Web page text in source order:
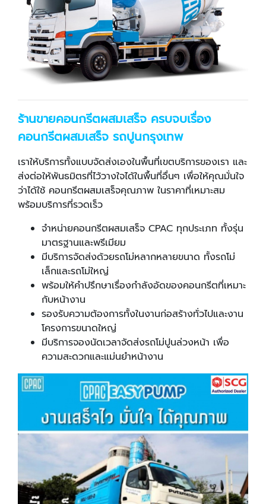
ร้านขายคอนกรีตผสมเสร็จ ครบจบเรื่อง
คอนกรีตผสมเสร็จ รถปูนกรุงเทพ
เราให้บริการทั้งแบบจัดส่งเองในพื้นที่เขตบริการของเรา และ
ส่งต่อให้พันธมิตรที่ไว้วางใจได้ในพื้นที่อื่นๆ เพื่อให้คุณมั่นใจ
ว่าได้ใช้ คอนกรีตผสมเสร็จคุณภาพ ในราคาที่เหมาะสม
พร้อมบริการที่รวดเร็ว
จำหน่ายคอนกรีตผสมเสร็จ CPAC ทุกประเภท ทั้งรุ่น
มาตรฐานและพรีเมียม
มีบริการจัดส่งด้วยรถโม่หลากหลายขนาด ทั้งรถโม่
เล็กและรถโม่ใหญ่
พร้อมให้คำปรึกษาเรื่องกำลังอัดของคอนกรีตที่เหมาะ
กับหน้างาน
รองรับความต้องการทั้งในงานก่อสร้างทั่วไปและงาน
โครงการขนาดใหญ่
มีบริการจองนัดเวลาจัดส่งรถโม่ปูนล่วงหน้า เพื่อ
ความสะดวกและแม่นยำหน้างาน